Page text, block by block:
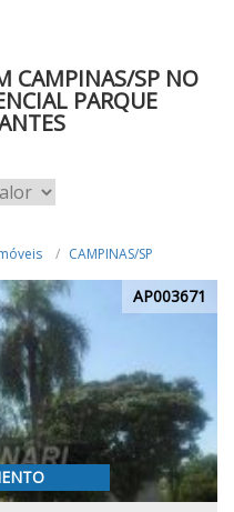
CAMPINAS/SP NO
PARQUE
CAMPINAS/SP
AP003671